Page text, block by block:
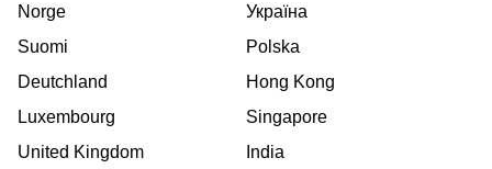
Norge
Suomi
Deutchland
Luxembourg
United Kingdom
Україна
Polska
Hong Kong
Singapore
India